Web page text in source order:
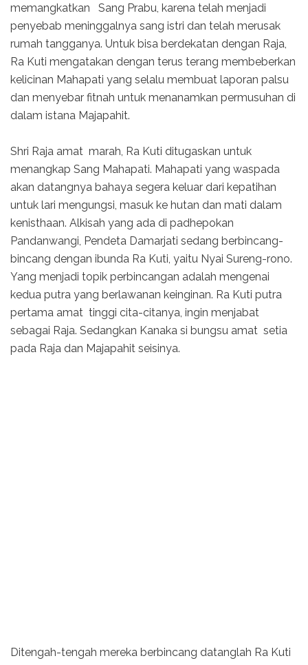
memangkatkan Sang Prabu, karena telah menjadi
penyebab meninggalnya sang istri dan telah merusak
rumah tangganya. Untuk bisa berdekatan dengan Raja,
Ra Kuti mengatakan dengan terus terang membeberkan
kelicinan Mahapati yang selalu membuat lapor­an palsu
dan menyebar fitnah untuk menanamkan permusuhan di
dalam istana Majapahit.
Shri Raja amat marah, Ra Kuti ditugaskan untuk
menangkap Sang Mahapati. Mahapati yang waspada
akan datangnya bahaya segera keluar dari kepatihan
untuk lari mengungsi, masuk ke hutan dan mati dalam
kenisthaan. Alkisah yang ada di padhepokan
Pandanwangi, Pendeta Damarjati sedang berbincang-
bincang dengan ibunda Ra Kuti, yaitu Nyai Sureng-rono.
Yang menjadi topik perbin­cangan adalah mengenai
kedua putra yang berlawanan keinginan. Ra Kuti putra
pertama amat tinggi cita-citanya, ingin menjabat
sebagai Raja. Sedangkan Kanaka si bungsu amat setia
pada Raja dan Majapahit seisinya.
Ditengah-tengah mereka berbin­cang datanglah Ra Kuti